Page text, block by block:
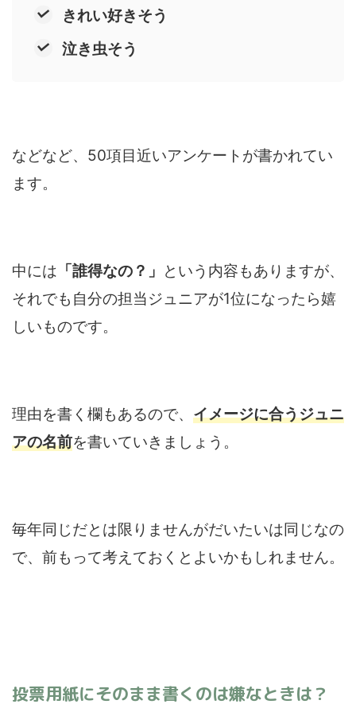
きれい好きそう
泣き虫そう
などなど、50項目近いアンケートが書かれてい
ます。
中には 「誰得なの？」 という内容もありますが、
それでも自分の担当ジュニアが1位になったら嬉
しいものです。
理由を書く欄もあるので、 イメージに合うジュニ
アの名前を書いていきましょう。
毎年同じだとは限りませんがだいたいは同じなの
で、前もって考えておくとよいかもしれません。
投票用紙にそのまま書くのは嫌なときは？